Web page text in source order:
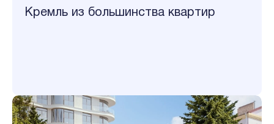
Кремль из большинства квартир